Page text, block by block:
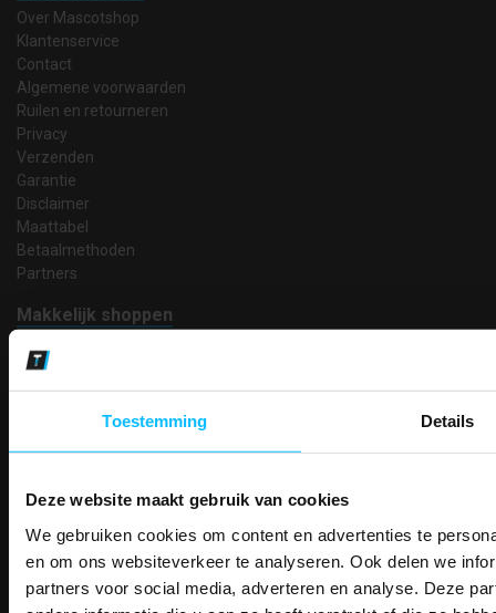
Toestemming Details
Deze website maakt gebruik van cookies
We gebruiken cookies om content en advertenties te
en om ons websiteverkeer te analyseren. Ook delen we
partners voor social media, adverteren en analyse. Deze
Over Mascotshop
Klantenservice
Contact
Algemene voorwaarden
Ruilen en retourneren
Privacy
Verzenden
Garantie
Disclaimer
Maattabel
Betaalmethoden
Partners
Makkelijk shoppen
Bedruk- en borduurservice
14 Dagen tijd om te herroepen
Betaalwijze
Inschrijven
ONTVANG
PAK